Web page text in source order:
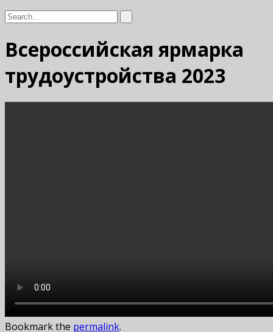
Всероссийская ярмарка
трудоустройства 2023
Bookmark the permalink.